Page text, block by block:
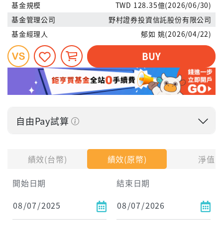
績效(台幣) 績效(原幣)
淨值
開始日期
結束日期
基金規模
TWD 128.35億(2026/06/30)
基金管理公司
野村證券投資信託股份有限公司
基金經理人
郁如 姚(2026/04/22)
BUY
自由Pay試算
每月Pay出方式
依金額
依比例